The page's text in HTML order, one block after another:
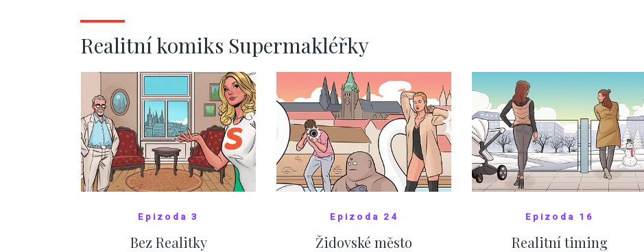
Okamurova videa
Realitní komiks Supermakléřky
Epizoda 3
Bez Realitky
Epizoda 24
Židovské město
Epizoda 16
Realitní timing